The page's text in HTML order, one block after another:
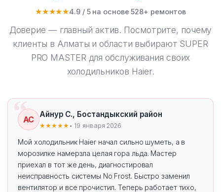
★★★★★4.9 / 5 на основе 528+ ремонтов
Доверие — главный актив. Посмотрите, почему
клиенты в Алматы и области выбирают SUPER
PRO MASTER для обслуживания своих
холодильников Haier.
АС
Айнур С., Бостандыкский район
★★★★★ • 19 января 2026
Мой холодильник Haier начал сильно шуметь, а в
морозилке намерзла целая гора льда. Мастер
приехал в тот же день, диагностировал
неисправность системы No Frost. Быстро заменил
вентилятор и все прочистил. Теперь работает тихо,